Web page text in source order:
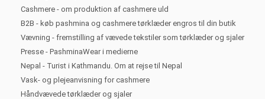
Cashmere - om produktion af cashmere uld
B2B - køb pashmina og cashmere tørklæder engros til din butik
Vævning - fremstilling af vævede tekstiler som tørklæder og sjaler
Presse - PashminaWear i medierne
Nepal - Turist i Kathmandu. Om at rejse til Nepal
Vask- og plejeanvisning for cashmere
Håndvævede tørklæder og sjaler